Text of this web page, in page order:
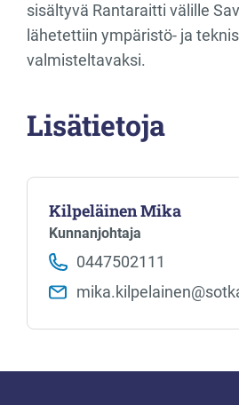
sisältyvä Rantaraitti välille
lähetettiin ympäristö- ja
valmisteltavaksi.
Lisätietoja
Kilpeläinen Mika
Kunnanjohtaja
0447502111